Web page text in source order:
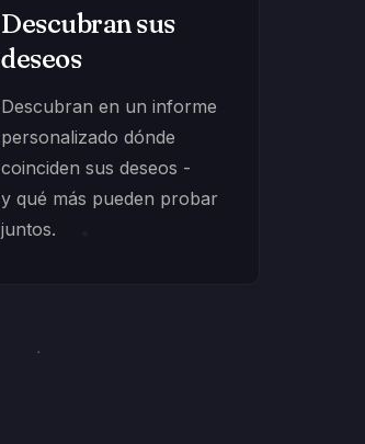
Descubran sus
deseos
Descubran en un informe
personalizado dónde
coinciden sus deseos -
y qué más pueden probar
juntos.